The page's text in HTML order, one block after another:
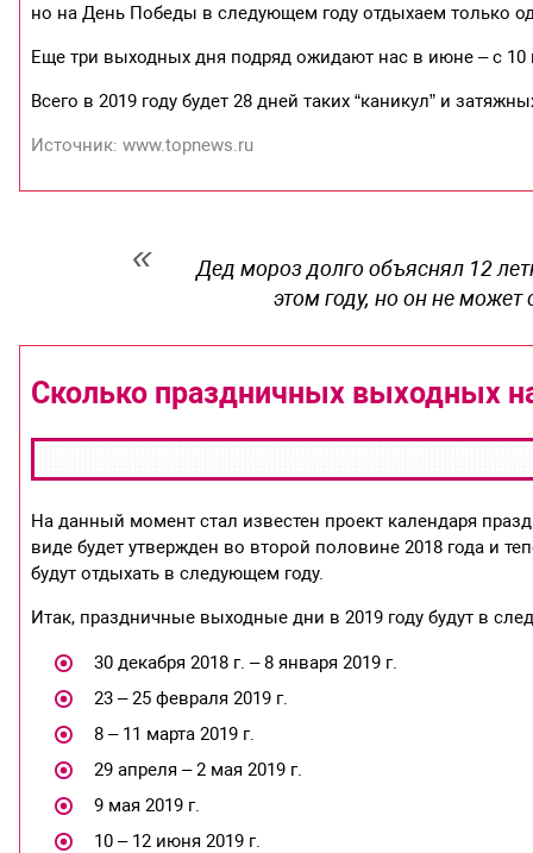
но на День Победы в следующем году отдыхаем только
Еще три выходных дня подряд ожидают нас в июне – с
Всего в 2019 году будет 28 дней таких “каникул” и
Источник: www.topnews.ru
Дед мороз долго объяснял 12
этом году, но он не
Сколько праздничных выходных
На данный момент стал известен проект календаря
виде будет утвержден во второй половине 2018 года и
будут отдыхать в следующем году.
Итак, праздничные выходные дни в 2019 году будут в
30 декабря 2018 г. – 8 января 2019 г.
23 – 25 февраля 2019 г.
8 – 11 марта 2019 г.
29 апреля – 2 мая 2019 г.
9 мая 2019 г.
10 – 12 июня 2019 г.